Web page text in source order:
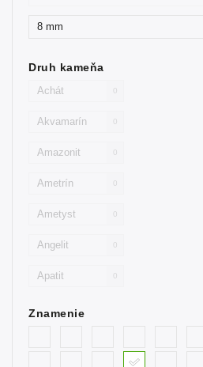
8 mm
Druh kameňa
Achát 0
Akvamarín 0
Amazonit 0
Ametrín 0
Ametyst 0
Angelit 0
Apatit 0
Znamenie